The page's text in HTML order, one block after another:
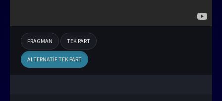
FRAGMAN TEK PART
ALTERNATIF TEK PART